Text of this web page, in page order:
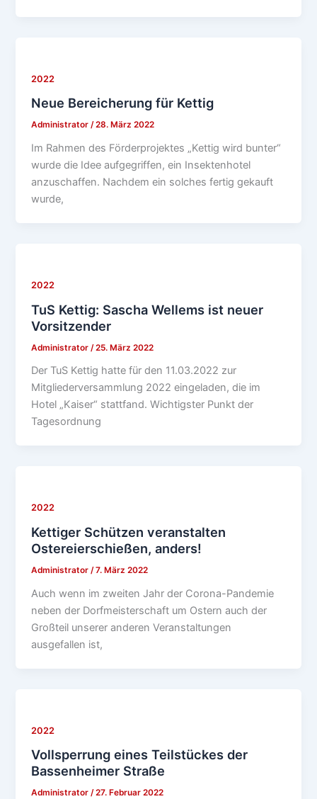
2022
Neue Bereicherung für Kettig
Administrator/28. März 2022
Im Rahmen des Förderprojektes „Kettig wird bunter“
wurde die Idee aufgegriffen, ein Insektenhotel
anzuschaffen. Nachdem ein solches fertig gekauft
wurde,
2022
TuS Kettig: Sascha Wellems ist neuer
Vorsitzender
Administrator /25. März 2022
Der TuS Kettig hatte für den 11.03.2022 zur
Mitgliederversammlung 2022 eingeladen, die im
Hotel „Kaiser“ stattfand. Wichtigster Punkt der
Tagesordnung
2022
Kettiger Schützen veranstalten
Ostereierschießen, anders!
Administrator/7. März 2022
Auch wenn im zweiten Jahr der Corona-Pandemie
neben der Dorfmeisterschaft um Ostern auch der
Großteil unserer anderen Veranstaltungen
ausgefallen ist,
2022
Vollsperrung eines Teilstückes der
Bassenheimer Straße
Administrator/27. Februar 2022